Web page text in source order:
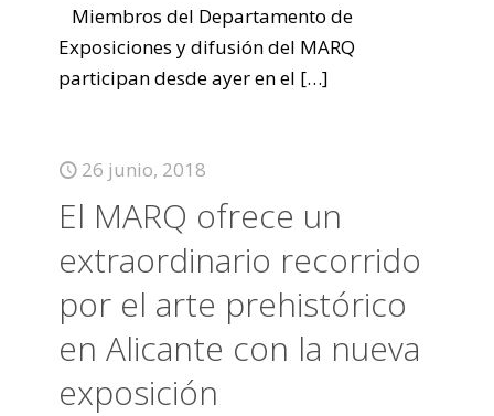
Miembros del Departamento de
Exposiciones y difusión del MARQ
participan desde ayer en el […]
26 junio, 2018
El MARQ ofrece un
extraordinario recorrido
por el arte prehistórico
en Alicante con la nueva
exposición